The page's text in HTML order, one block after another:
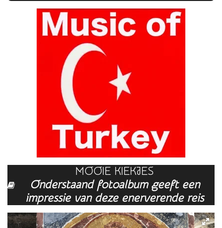
MOOIE KIEKJES
Onderstaand fotoalbum geeft een
impressie van deze enerverende reis